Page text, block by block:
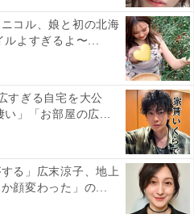
コル、娘と初の北海
ルよすぎるよ〜...
すぎる自宅を大公
い」「お部屋の広...
る」広末涼子、地上
顔変わった」の...